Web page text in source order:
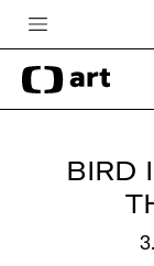
Česká televize
Zpravodajství
BIRD